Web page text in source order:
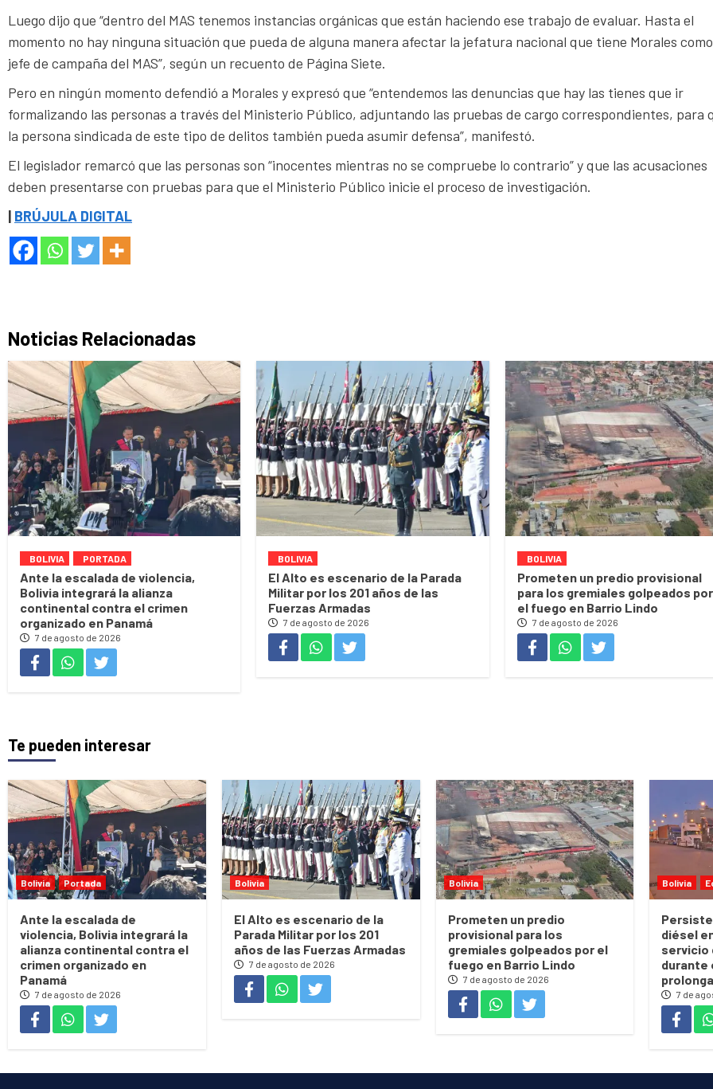
Luego dijo que “dentro del MAS tenemos instancias orgánicas que están haciendo ese trabajo de evaluar. Hasta el
momento no hay ninguna situación que pueda de alguna manera afectar la jefatura nacional que tiene Morales como
jefe de campaña del MAS”, según un recuento de Página Siete.
Pero en ningún momento defendió a Morales y expresó que “entendemos las denuncias que hay las tienes que ir
formalizando las personas a través del Ministerio Público, adjuntando las pruebas de cargo correspondientes, para
la persona sindicada de este tipo de delitos también pueda asumir defensa”, manifestó.
El legislador remarcó que las personas son “inocentes mientras no se compruebe lo contrario” y que las acusaciones
deben presentarse con pruebas para que el Ministerio Público inicie el proceso de investigación.
| BRÚJULA DIGITAL
Noticias Relacionadas
BOLIVIA PORTADA
Ante la escalada de violencia,
Bolivia integrará la alianza
continental contra el crimen
organizado en Panamá
7 de agosto de 2026
BOLIVIA
El Alto es escenario de la Parada
Militar por los 201 años de las
Fuerzas Armadas
7 de agosto de 2026
BOLIVIA
Prometen un predio provisional
para los gremiales golpeados por
el fuego en Barrio Lindo
7 de agosto de 2026
Te pueden interesar
Bolivia Portada
Ante la escalada de
violencia, Bolivia integrará la
alianza continental contra el
crimen organizado en
Panamá
7 de agosto de 2026
Bolivia
El Alto es escenario de la
Parada Militar por los 201
años de las Fuerzas Armadas
7 de agosto de 2026
Bolivia
Prometen un predio
provisional para los
gremiales golpeados por el
fuego en Barrio Lindo
7 de agosto de 2026
Bolivia
diésel
servicio
durante
7 de